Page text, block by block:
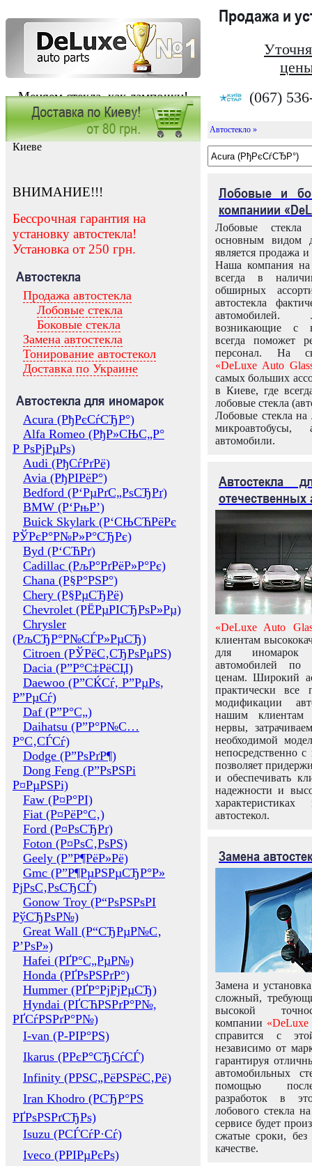
Меняем стекла, как лампочки!
Продажа и
(067)
Заказать установку автостекла в
Киеве
ВНИМАНИЕ!!!
Бессрочная гарантия на
установку автостекла!
Установка от 250 грн.
Автостекла
Продажа автостекла
Лобовые стекла
Боковые стекла
Замена автостекла
Тонирование автостекол
Доставка по Украине
Автостекла для иномарок
Acura (РђРєСѓСЂР°)
Alfa Romeo (РђР»СЊС„Р°
Р РѕРјРµРѕ)
Audi (РђСѓРґРё)
Avia (РђРІРёР°)
Bedford (Р‘РµРґС„РѕСЂРґ)
BMW (Р‘РњР’)
Buick Skylark (Р‘СЊСЋРёРє
РЎРєР°Р№Р»Р°СЂРє)
Byd (Р‘СЋРґ)
Cadillac (РљР°РґРёР»Р°Рє)
Chana (Р§Р°РЅР°)
Chery (Р§РµСЂРё)
Chevrolet (РЁРµРІСЂРѕР»Рµ)
Chrysler
(РљСЂР°Р№СЃР»РµСЂ)
Citroen (РЎРёС‚СЂРѕРµРЅ)
Dacia (Р”Р°С‡РёСЏ)
Daewoo (Р”СЌСѓ, Р”РµРѕ,
Р”РµСѓ)
Daf (Р”Р°С„)
Daihatsu (Р”Р°Р№С…
Р°С‚СЃСѓ)
Dodge (Р”РѕРґР¶)
Dong Feng (Р”РѕРЅРі
Р¤РµРЅРі)
Faw (Р¤Р°РІ)
Fiat (Р¤РёР°С‚)
Ford (Р¤РѕСЂРґ)
Foton (Р¤РѕС‚РѕРЅ)
Geely (Р”Р¶РёР»Рё)
Gmc (Р”Р¶РµРЅРµСЂР°Р»
РјРѕС‚РѕСЂСЃ)
Gonow Troy (Р“РѕРЅРѕРІ
РўСЂРѕР№)
Great Wall (Р“СЂРµР№С‚
Р’РѕР»)
Hafei (РҐР°С„РµР№)
Honda (РҐРѕРЅРґР°)
Hummer (РҐР°РјРјРµСЂ)
Hyndai (РҐСЋРЅРґР°Р№,
РҐСѓРЅРґР°Р№)
I-van (Р-РІР°РЅ)
Ikarus (РРєР°СЂСѓСЃ)
Infinity (РРЅС„РёРЅРёС‚Рё)
Iran Khodro (РСЂР°РЅ
РҐРѕРЅРґСЂРѕ)
Isuzu (РСЃСѓР·Сѓ)
Iveco (РРІРµРєРѕ)
Автостекло »
Лобовые и
компаниии
Лобовые
основным видом
является продажа и
Наша компания на
всегда в
обширных
автостекла
возникающие с
всегда поможет
персонал. На
«DeLuxe Auto
самых больших
в Киеве, где
лобовые стекла
Лобовые стекла на
микроавтобусы,
автомобили.
Автостекла
отечественных
«DeLuxe Auto
клиентам
для иномарок
автомобилей
ценам. Широкий
практически все
модификации
нашим клиентам
нервы,
необходимой
непосредственно
позволяет
и обеспечивать
надежности и
автостекол.
Замена
Замена и
сложный,
высокой
компании «DeLuxe
справится с
независимо от
гарантируя
автомобильных
помощью
разработок в
лобового стекла
сервисе будет
сжатые сроки,
качестве.